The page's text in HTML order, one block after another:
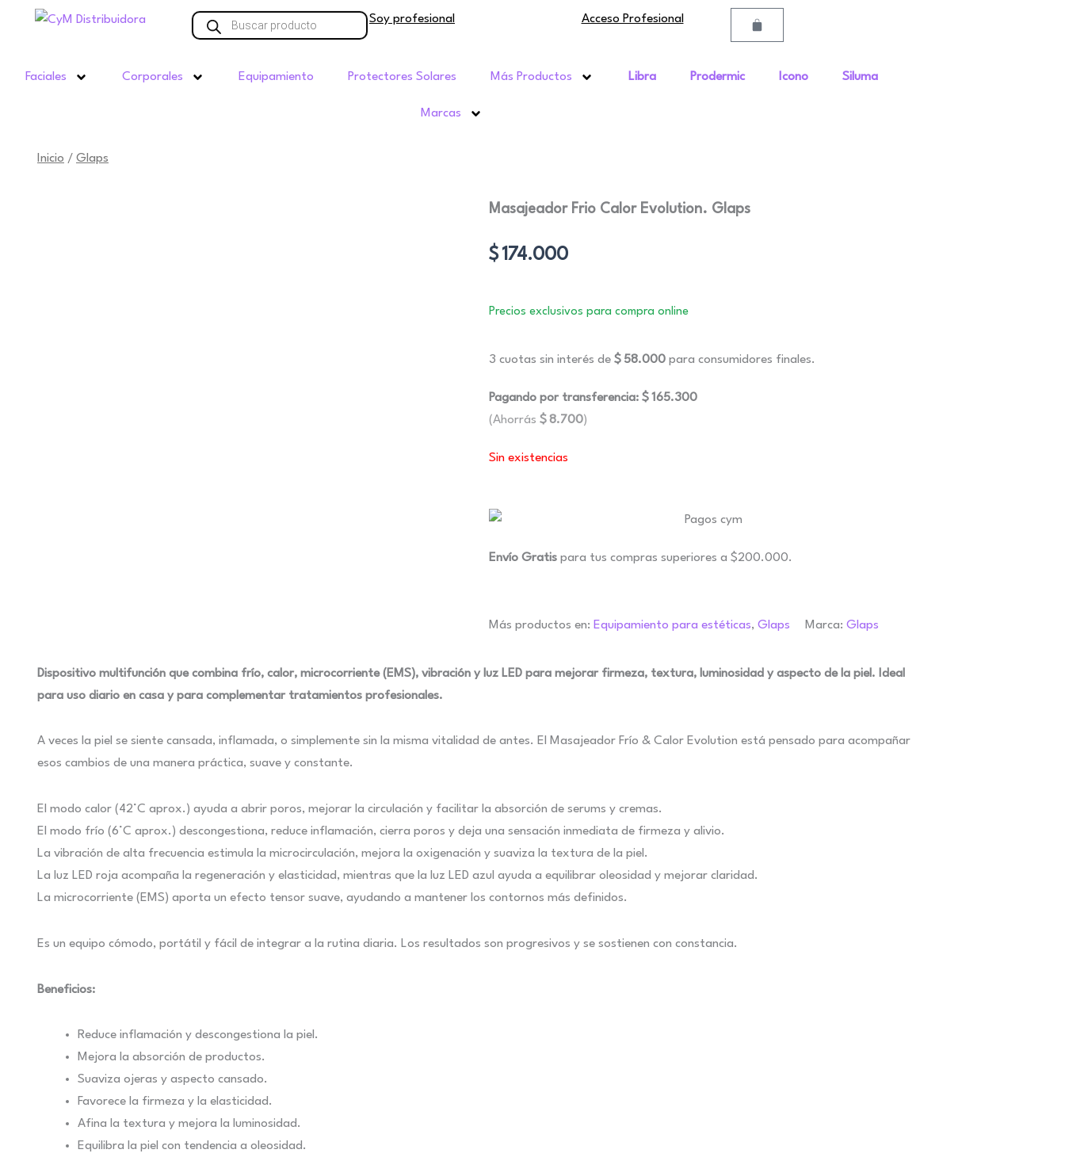
Búsqueda
de
Soy profesional Acceso Profesional Carrito
Faciales Corporales Equipamiento Protectores Solares Más Productos Libra Prodermic Icono Siluma
Marcas
Inicio / Glaps
Masajeador Frio Calor Evolution. Glaps
$174.000
Precios exclusivos para compra online
3 cuotas sin interés de $ 58.000 para consumidores finales.
Pagando por transferencia: $165.300
(Ahorrás $8.700)
Sin existencias
Envío Gratis para tus compras superiores a $200.000.
Más productos en: Equipamiento para estéticas, Glaps Marca: Glaps
Dispositivo multifunción que combina frío, calor, microcorriente (EMS), vibración y luz LED para mejorar firmeza, textura, luminosidad y aspecto de la piel. Ideal
para uso diario en casa y para complementar tratamientos profesionales.
A veces la piel se siente cansada, inflamada, o simplemente sin la misma vitalidad de antes. El Masajeador Frío & Calor Evolution está pensado para acompañar
esos cambios de una manera práctica, suave y constante.
El modo calor (42°C aprox.) ayuda a abrir poros, mejorar la circulación y facilitar la absorción de serums y cremas.
El modo frío (6°C aprox.) descongestiona, reduce inflamación, cierra poros y deja una sensación inmediata de firmeza y alivio.
La vibración de alta frecuencia estimula la microcirculación, mejora la oxigenación y suaviza la textura de la piel.
La luz LED roja acompaña la regeneración y elasticidad, mientras que la luz LED azul ayuda a equilibrar oleosidad y mejorar claridad.
La microcorriente (EMS) aporta un efecto tensor suave, ayudando a mantener los contornos más definidos.
Es un equipo cómodo, portátil y fácil de integrar a la rutina diaria. Los resultados son progresivos y se sostienen con constancia.
Beneficios:
Reduce inflamación y descongestiona la piel.
Mejora la absorción de productos.
Suaviza ojeras y aspecto cansado.
Favorece la firmeza y la elasticidad.
Afina la textura y mejora la luminosidad.
Equilibra la piel con tendencia a oleosidad.